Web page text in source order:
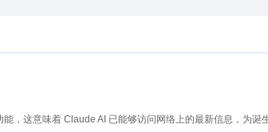
能，这意味着 Claude AI 已能够访问网络上的最新信息，为诞